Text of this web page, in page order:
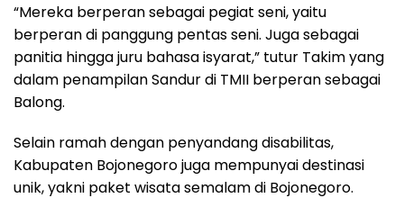
“Mereka berperan sebagai pegiat seni, yaitu
berperan di panggung pentas seni. Juga sebagai
panitia hingga juru bahasa isyarat,” tutur Takim yang
dalam penampilan Sandur di TMII berperan sebagai
Balong.
Selain ramah dengan penyandang disabilitas,
Kabupaten Bojonegoro juga mempunyai destinasi
unik, yakni paket wisata semalam di Bojonegoro.